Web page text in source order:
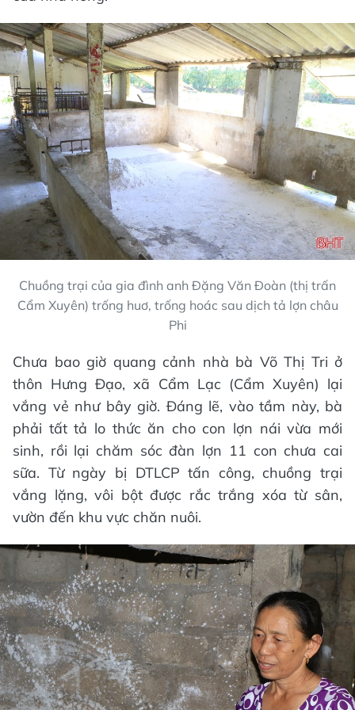
Chuồng trại của gia đình anh Đặng Văn Đoàn (thị trấn
Cẩm Xuyên) trống huơ, trống hoác sau dịch tả lợn châu
Phi
Chưa bao giờ quang cảnh nhà bà Võ Thị Tri ở
thôn Hưng Đạo, xã Cẩm Lạc (Cẩm Xuyên) lại
vắng vẻ như bây giờ. Đáng lẽ, vào tầm này, bà
phải tất tả lo thức ăn cho con lợn nái vừa mới
sinh, rồi lại chăm sóc đàn lợn 11 con chưa cai
sữa. Từ ngày bị DTLCP tấn công, chuồng trại
vắng lặng, vôi bột được rắc trắng xóa từ sân,
vườn đến khu vực chăn nuôi.